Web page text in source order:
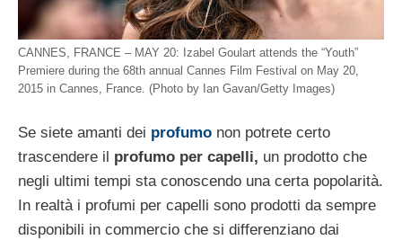
CANNES, FRANCE – MAY 20: Izabel Goulart attends the “Youth”
Premiere during the 68th annual Cannes Film Festival on May 20,
2015 in Cannes, France. (Photo by Ian Gavan/Getty Images)
Se siete amanti dei profumo non potrete certo
trascendere il profumo per capelli, un prodotto che
negli ultimi tempi sta conoscendo una certa popolarità.
In realtà i profumi per capelli sono prodotti da sempre
disponibili in commercio che si differenziano dai